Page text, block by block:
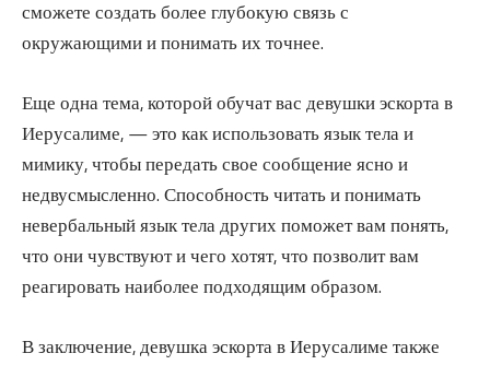
сможете создать более глубокую связь с
окружающими и понимать их точнее.
Еще одна тема, которой обучат вас девушки эскорта в
Иерусалиме, — это как использовать язык тела и
мимику, чтобы передать свое сообщение ясно и
недвусмысленно. Способность читать и понимать
невербальный язык тела других поможет вам понять,
что они чувствуют и чего хотят, что позволит вам
реагировать наиболее подходящим образом.
В заключение, девушка эскорта в Иерусалиме также